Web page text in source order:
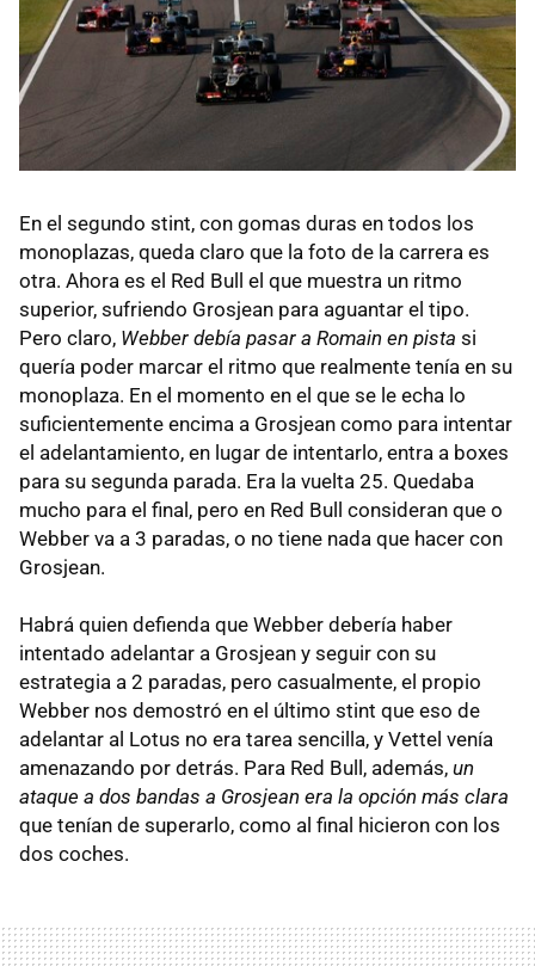
En el segundo stint, con gomas duras en todos los
monoplazas, queda claro que la foto de la carrera es
otra. Ahora es el Red Bull el que muestra un ritmo
superior, sufriendo Grosjean para aguantar el tipo.
Pero claro, Webber debía pasar a Romain en pista si
quería poder marcar el ritmo que realmente tenía en su
monoplaza. En el momento en el que se le echa lo
suficientemente encima a Grosjean como para intentar
el adelantamiento, en lugar de intentarlo, entra a boxes
para su segunda parada. Era la vuelta 25. Quedaba
mucho para el final, pero en Red Bull consideran que o
Webber va a 3 paradas, o no tiene nada que hacer con
Grosjean.
Habrá quien defienda que Webber debería haber
intentado adelantar a Grosjean y seguir con su
estrategia a 2 paradas, pero casualmente, el propio
Webber nos demostró en el último stint que eso de
adelantar al Lotus no era tarea sencilla, y Vettel venía
amenazando por detrás. Para Red Bull, además, un
ataque a dos bandas a Grosjean era la opción más clara
que tenían de superarlo, como al final hicieron con los
dos coches.